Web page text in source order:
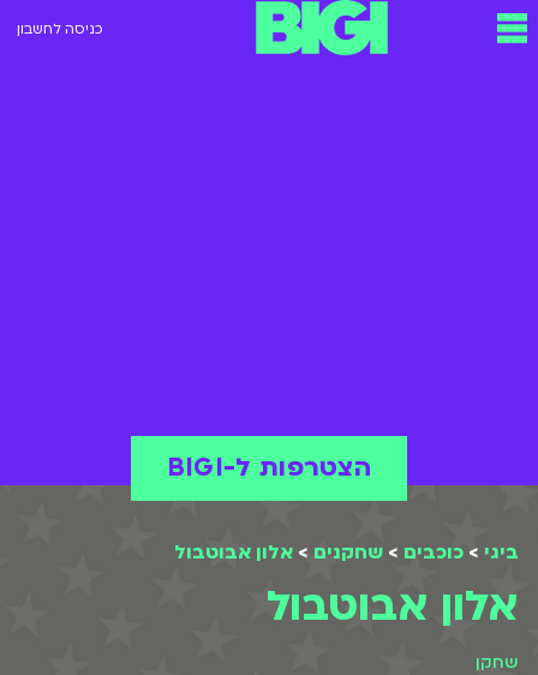
כניסה לחשבון
ביגי > כוכבים > שחקנים > אלון אבוטבול
אלון אבוטבול
שחקן
הצטרפות ל-BIGI